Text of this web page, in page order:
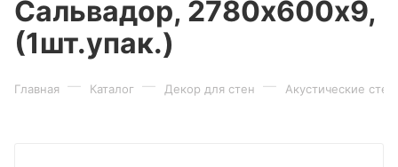
Сальвадор, 2780х600х9,
(1шт.упак.)
Главная — Каталог — Декор для стен — Акустические